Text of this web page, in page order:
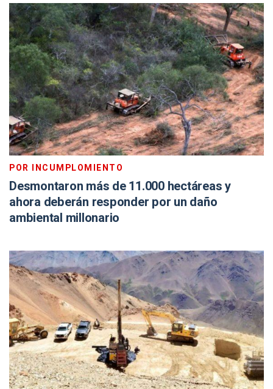
POR INCUMPLOMIENTO
Desmontaron más de 11.000 hectáreas y
ahora deberán responder por un daño
ambiental millonario